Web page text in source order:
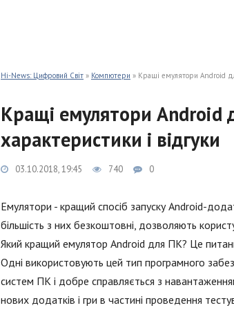
Hi-News: Цифровий Світ » Компютери » Кращі емулятори Android
Кращі емулятори Android
характеристики і відгуки
03.10.2018, 19:45 740 0
Емулятори - кращий спосіб запуску Android-
більшість з них безкоштовні, дозволяють
Який кращий емулятор Android для ПК? Це
Одні використовують цей тип програмного
систем ПК і добре справляється з
нових додатків і гри в частині проведення